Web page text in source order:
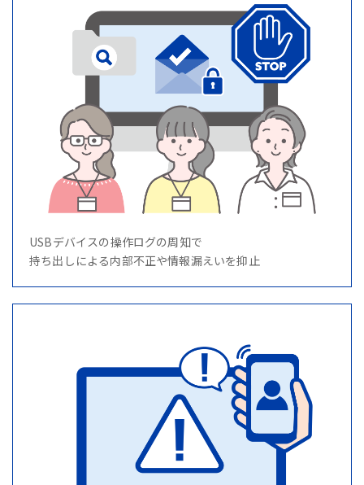
USBデバイスの操作ログの周知で
持ち出しによる内部不正や情報漏えいを抑止